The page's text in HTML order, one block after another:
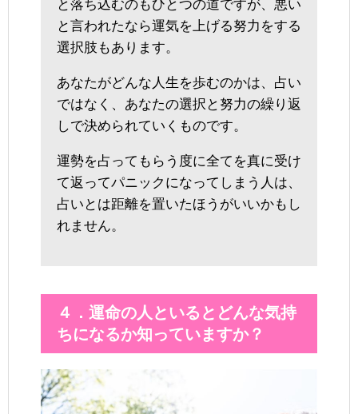
と落ち込むのもひとつの道ですが、悪い
と言われたなら運気を上げる努力をする
選択肢もあります。
あなたがどんな人生を歩むのかは、占い
ではなく、あなたの選択と努力の繰り返
しで決められていくものです。
運勢を占ってもらう度に全てを真に受け
て返ってパニックになってしまう人は、
占いとは距離を置いたほうがいいかもし
れません。
４．運命の人といるとどんな気持
ちになるか知っていますか？